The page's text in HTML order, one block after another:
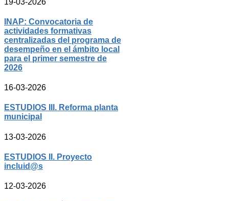
INAP: Convocatoria de
actividades formativas
centralizadas del programa de
desempeño en el ámbito local
para el primer semestre de
2026
16-03-2026
ESTUDIOS III. Reforma planta
municipal
13-03-2026
ESTUDIOS II. Proyecto
incluid@s
12-03-2026